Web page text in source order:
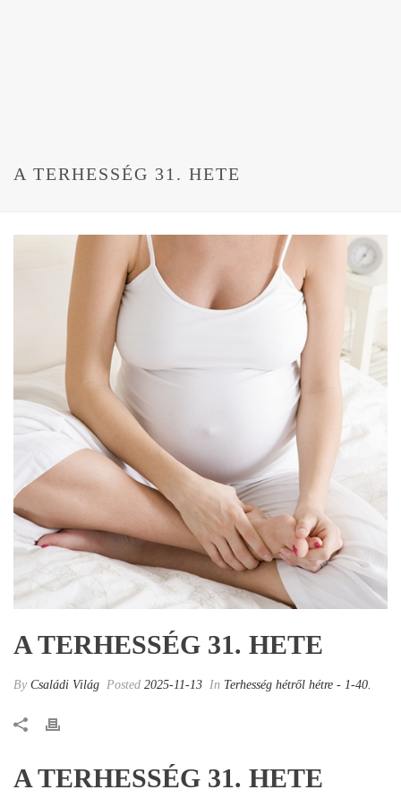
A TERHESSÉG 31. HETE
A TERHESSÉG 31. HETE
By Családi Világ Posted 2025-11-13 In Terhesség hétről hétre - 1-40.
A TERHESSÉG 31. HETE